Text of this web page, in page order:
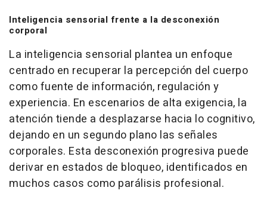
Inteligencia sensorial frente a la desconexión
corporal
La inteligencia sensorial plantea un enfoque
centrado en recuperar la percepción del cuerpo
como fuente de información, regulación y
experiencia. En escenarios de alta exigencia, la
atención tiende a desplazarse hacia lo cognitivo,
dejando en un segundo plano las señales
corporales. Esta desconexión progresiva puede
derivar en estados de bloqueo, identificados en
muchos casos como parálisis profesional.